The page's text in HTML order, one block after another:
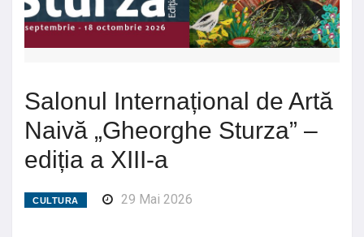
Salonul Internațional de Artă
Naivă „Gheorghe Sturza” –
ediția a XIII-a
CULTURA 29 Mai 2026